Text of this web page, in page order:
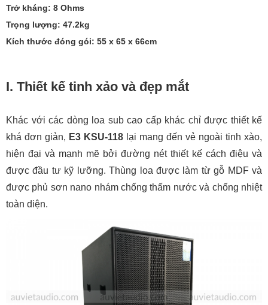
Trở kháng: 8 Ohms
Trọng lượng: 47.2kg
Kích thước đóng gói: 55 x 65 x 66cm
I. Thiết kế tinh xảo và đẹp mắt
Khác với các dòng loa sub cao cấp khác chỉ được thiết kế
khá đơn giản, E3 KSU-118 lại mang đến vẻ ngoài tinh xào,
hiện đại và mạnh mẽ bởi đường nét thiết kế cách điệu và
được đầu tư kỹ lưỡng. Thùng loa được làm từ gỗ MDF và
được phủ sơn nano nhám chống thấm nước và chống nhiệt
toàn diện.